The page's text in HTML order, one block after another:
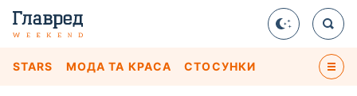
STARS МОДА ТА КРАСА СТОСУНКИ